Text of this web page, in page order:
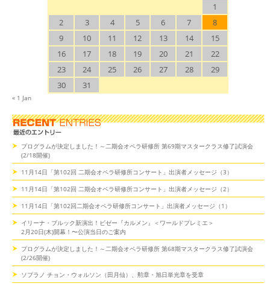
1
2
3 4 5 6 7
8
9
10 11 12 13 14
15
16
17 18 19 20 21
22
23
24 25 26 27 28
29
30
31
« 1 Jan
プログラムが決定しました！～二期会オペラ研修所 第69期マスタークラス修了試演会
(2/18開催)
11月14日「第102回 二期会オペラ研修所コンサート」出演者メッセージ（3）
11月14日「第102回 二期会オペラ研修所コンサート」出演者メッセージ（2）
11月14日「第102回二期会オペラ研修所コンサート」出演者メッセージ（1）
イリーナ・ブルック新演出！ビゼー『カルメン』＜ワールドプレミエ＞
2月20日(木)開幕！〜公演当日のご案内
プログラムが決定しました！～二期会オペラ研修所 第68期マスタークラス修了試演会
(2/26開催)
ソプラノ チョン・ウォルソン（田月仙）、勲章・旭日単光章を受章